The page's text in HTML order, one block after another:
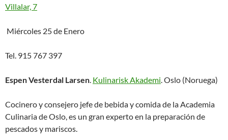
Villalar, 7
Miércoles 25 de Enero
Tel. 915 767 397
Espen Vesterdal Larsen. Kulinarisk Akademi. Oslo (Noruega)
Cocinero y consejero jefe de bebida y comida de la Academia
Culinaria de Oslo, es un gran experto en la preparación de
pescados y mariscos.